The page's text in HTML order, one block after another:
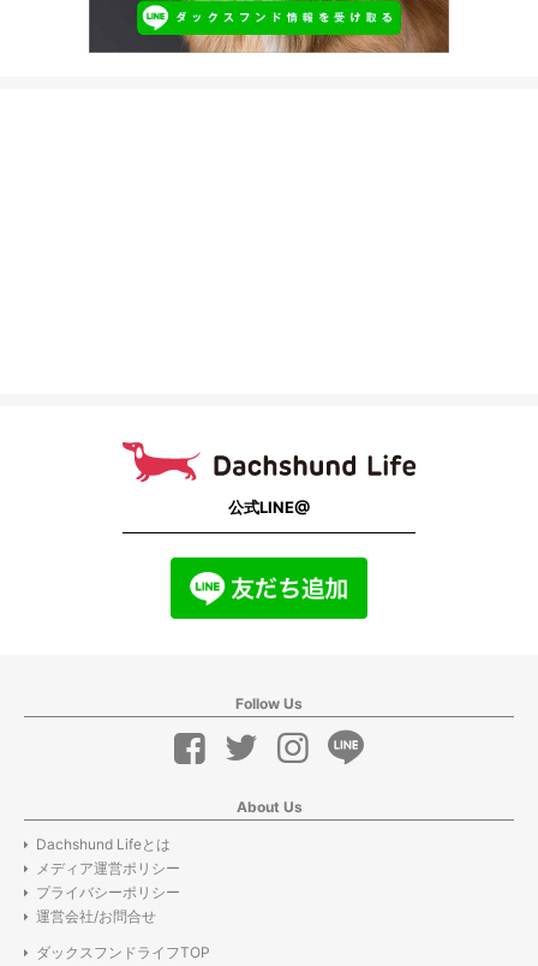
公式LINE@
Follow Us
About Us
Dachshund Lifeとは
メディア運営ポリシー
プライバシーポリシー
運営会社/お問合せ
ダックスフンドライフTOP